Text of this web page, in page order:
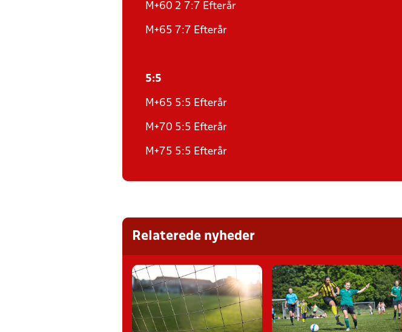
M+60 2 7:7 Efterår
M+65 7:7 Efterår
5:5
M+65 5:5 Efterår
M+70 5:5 Efterår
M+75 5:5 Efterår
Relaterede nyheder